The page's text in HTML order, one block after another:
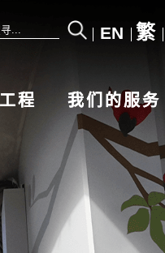
EN 繁
程 我们的服务